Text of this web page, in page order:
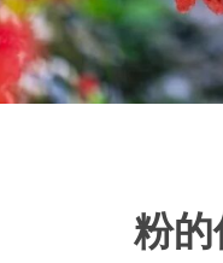
粉的